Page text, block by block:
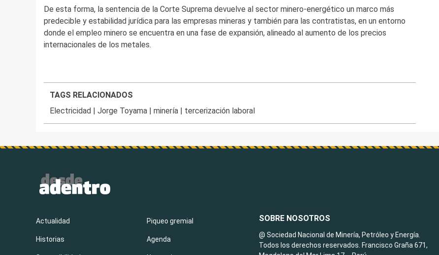
De esta forma, la sentencia de la Corte Suprema devuelve al sector minero-energético un marco más
predecible y estabilidad jurídica para las empresas mineras y también para las contratistas, en un entorno
donde el empleo minero se encuentra en una fase de expansión, alineado al aumento de los precios
internacionales de los metales.
TAGS RELACIONADOS
Electricidad |Jorge Toyama |minería | tercerización laboral
Actualidad
Historias
Piqueo gremial
Agenda
SOBRE NOSOTROS
@ Sociedad Nacional de Minería, Petróleo y Energía.
Todos los derechos reservados. Francisco Graña 671,